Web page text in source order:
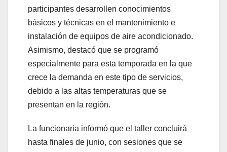
participantes desarrollen conocimientos
básicos y técnicas en el mantenimiento e
instalación de equipos de aire acondicionado.
Asimismo, destacó que se programó
especialmente para esta temporada en la que
crece la demanda en este tipo de servicios,
debido a las altas temperaturas que se
presentan en la región.
La funcionaria informó que el taller concluirá
hasta finales de junio, con sesiones que se